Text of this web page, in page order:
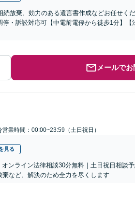
続放棄、効力のある遺言書作成などお任せく
・訴訟対応可【中電前電停から徒歩1分】
メールで
営業時間：00:00~23:59（土日祝日）
見る
オンライン法律相談30分無料｜土日祝日相談
など、解決のため全力を尽くします